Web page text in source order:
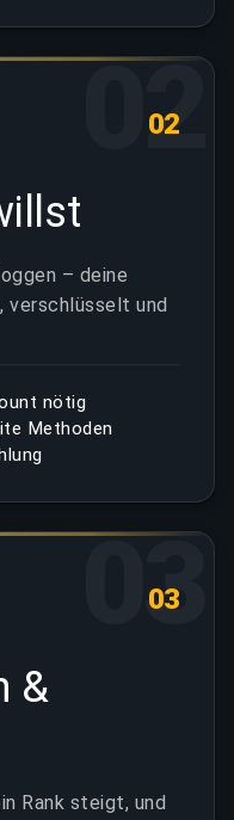
02
02
– deine
verschlüsselt und
nötig
Methoden
03
03
&
Rank steigt, und